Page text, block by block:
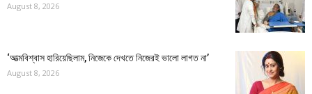
August 8, 2026
‘আত্মবিশ্বাস হারিয়েছিলাম, নিজেকে দেখতে নিজেরই ভালো লাগত না’
August 8, 2026